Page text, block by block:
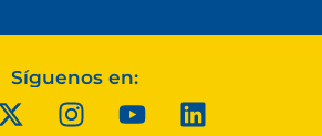
Síguenos en: